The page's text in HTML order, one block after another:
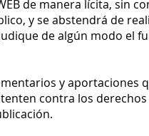
de manera lícita, sin
y se abstendrá de
de algún modo el
y aportaciones
contra los